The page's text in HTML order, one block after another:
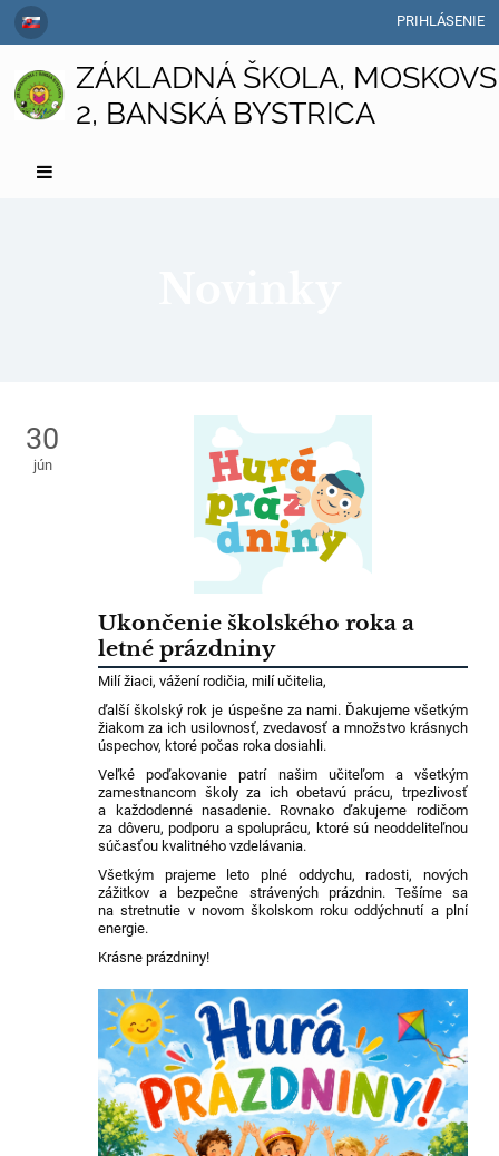
PRIHLÁSENIE
ZÁKLADNÁ ŠKOLA,
2, BANSKÁ BYSTRICA
30
jún
Ukončenie školského roka a
letné prázdniny
Milí žiaci, vážení rodičia, milí učitelia,
ďalší školský rok je úspešne za nami. Ďakujeme všetkým
žiakom za ich usilovnosť, zvedavosť a množstvo krásnych
úspechov, ktoré počas roka dosiahli.
Veľké poďakovanie patrí našim učiteľom a všetkým
zamestnancom školy za ich obetavú prácu, trpezlivosť
a každodenné nasadenie. Rovnako ďakujeme rodičom
za dôveru, podporu a spoluprácu, ktoré sú neoddeliteľnou
súčasťou kvalitného vzdelávania.
Všetkým prajeme leto plné oddychu, radosti, nových
zážitkov a bezpečne strávených prázdnin. Tešíme sa
na stretnutie v novom školskom roku oddýchnutí a plní
energie.
Krásne prázdniny!